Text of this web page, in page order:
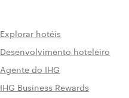
Explorar hotéis
Desenvolvimento hoteleiro
Agente do IHG
IHG Business Rewards